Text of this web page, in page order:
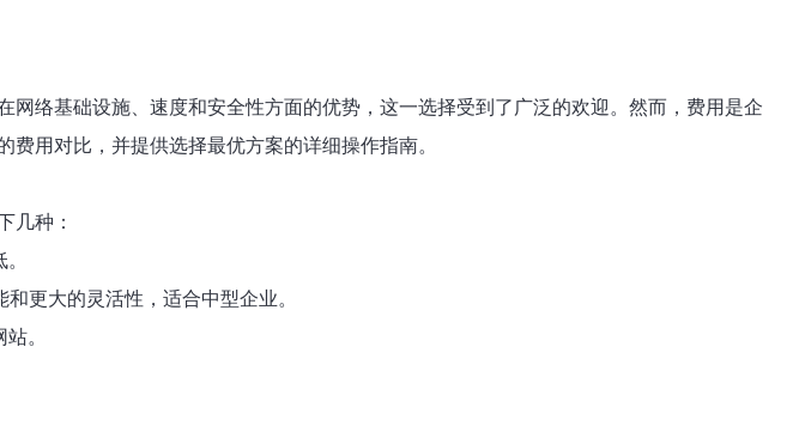
络基础设施、速度和安全性方面的优势，这一选择受到了广泛的欢迎。然而，费用是企
用对比，并提供选择最优方案的详细操作指南。
几种：
更大的灵活性，适合中型企业。
。